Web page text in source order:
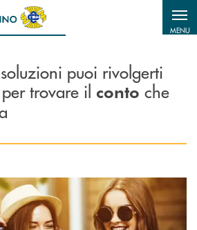
MENU
puoi rivolgerti
trovare il conto che